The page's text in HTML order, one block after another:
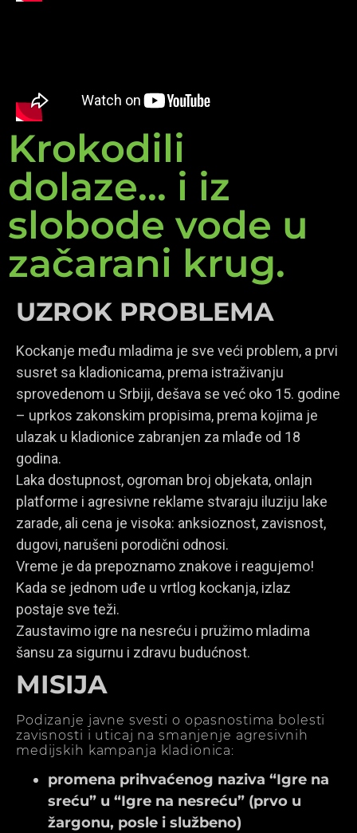
Krokodili
dolaze... i iz
slobode vode u
začarani krug.
UZROK PROBLEMA
Kockanje među mladima je sve veći problem, a prvi
susret sa kladionicama, prema istraživanju
sprovedenom u Srbiji, dešava se već oko 15. godine
– uprkos zakonskim propisima, prema kojima je
ulazak u kladionice zabranjen za mlađe od 18
godina.
Laka dostupnost, ogroman broj objekata, onlajn
platforme i agresivne reklame stvaraju iluziju lake
zarade, ali cena je visoka: anksioznost, zavisnost,
dugovi, narušeni porodični odnosi.
Vreme je da prepoznamo znakove i reagujemo!
Kada se jednom uđe u vrtlog kockanja, izlaz
postaje sve teži.
Zaustavimo igre na nesreću i pružimo mladima
šansu za sigurnu i zdravu budućnost.
MISIJA
Podizanje javne svesti o opasnostima bolesti
zavisnosti i uticaj na smanjenje agresivnih
medijskih kampanja kladionica:
promena prihvaćenog naziva “Igre na
sreću” u “Igre na nesreću” (prvo u
žargonu, posle i službeno)